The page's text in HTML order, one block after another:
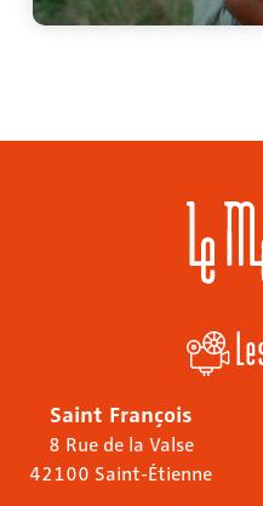
Saint François
8 Rue de la Valse
42100 Saint-Étienne